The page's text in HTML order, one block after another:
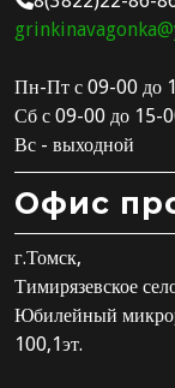
Пн-Пт с 09-00 до
Сб с 09-00 до 15-
Вс - выходной
Офис
г.Томск,
Тимирязевское
Юбилейный
100,1эт.